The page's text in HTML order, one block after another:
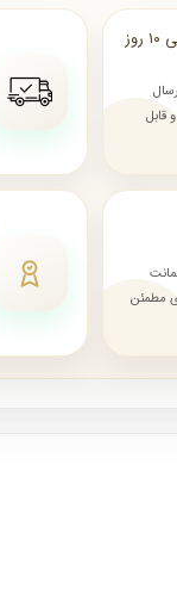
ارسال از ۷ روز الی ۱۰ روز
مطمئن